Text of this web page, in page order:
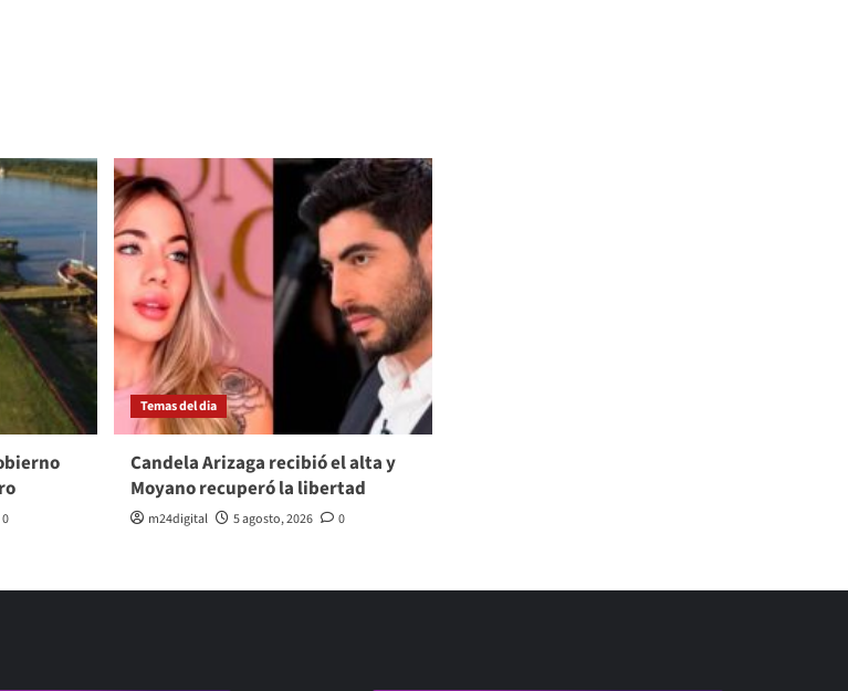
0
Temas del dia
Candela Arizaga recibió el alta y
Moyano recuperó la libertad
m24digital 5 agosto, 2026 0